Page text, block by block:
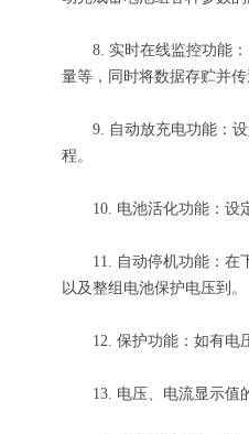
8. 实时在线监控功能：
量等，同时将数据存贮并
9. 自动放充电功能：设
程。
10. 电池活化功能：设定
11. 自动停机功能：在下
以及整组电池保护电压到。
12. 保护功能：如有电
13. 电压、电流显示值的